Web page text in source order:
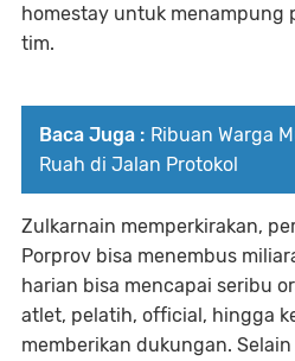
homestay untuk menampung
tim.
Baca Juga : Ribuan Warga
Ruah di Jalan Protokol
Zulkarnain memperkirakan,
Porprov bisa menembus
harian bisa mencapai seribu
atlet, pelatih, official, hingga
memberikan dukungan.